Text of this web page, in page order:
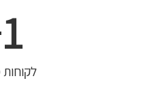
לקוחות
1